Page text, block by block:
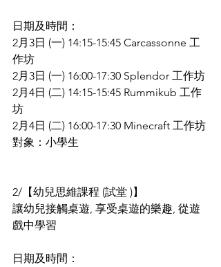
日期及時間：
2月3日 (一) 14:15-15:45 Carcassonne 工
作坊
2月3日 (一) 16:00-17:30 Splendor 工作坊
2月4日 (二) 14:15-15:45 Rummikub 工作
坊
2月4日 (二) 16:00-17:30 Minecraft 工作坊
對象：小學生
2/【幼兒思維課程 (試堂 )】
讓幼兒接觸桌遊, 享受桌遊的樂趣, 從遊
戲中學習
日期及時間：